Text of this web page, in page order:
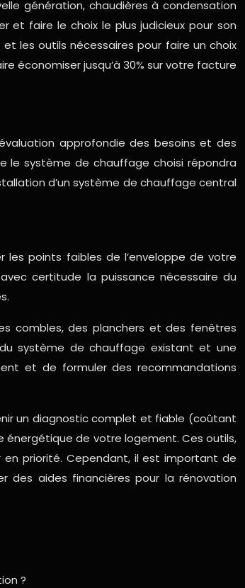
génération, chaudières à condensation
et faire le choix le plus judicieux pour son
les outils nécessaires pour faire un choix
économiser jusqu’à 30% sur votre facture
approfondie des besoins et des
le système de chauffage choisi répondra
d’un système de chauffage central
les points faibles de l’enveloppe de votre
certitude la puissance nécessaire du
combles, des planchers et des fenêtres
système de chauffage existant et une
et de formuler des recommandations
un diagnostic complet et fiable (coûtant
énergétique de votre logement. Ces outils,
priorité. Cependant, il est important de
des aides financières pour la rénovation
?